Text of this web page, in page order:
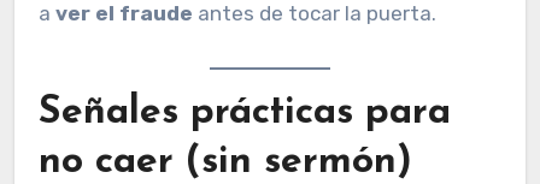
a ver el fraude antes de tocar la puerta.
Señales prácticas para
no caer (sin sermón)